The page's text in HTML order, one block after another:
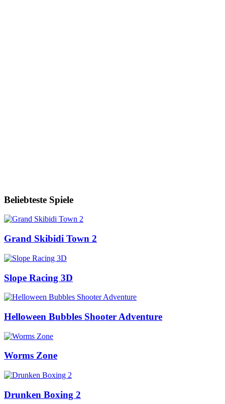
Beliebteste Spiele
Grand Skibidi Town 2
Slope Racing 3D
Helloween Bubbles Shooter Adventure
Worms Zone
Drunken Boxing 2